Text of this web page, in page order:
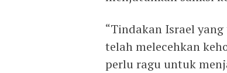
“Tindakan Israel
telah melecehkan
perlu ragu untuk